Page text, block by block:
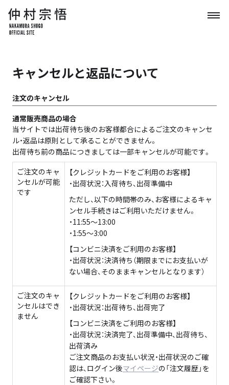
キャンセルと返品について
注文のキャンセル
通常販売商品の場合
当サイトでは出荷待ち後のお客様都合によるご注文のキャンセ
ル・返品は原則として承ることができません。
出荷待ち前の商品につきましては一部キャンセルが可能です。
ご注文のキャ
ンセルが可能
です
【クレジットカードをご利用のお客様】
・出荷状況：入荷待ち、出荷準備中
ただし、以下の時間帯のみ、お客様によるキャ
ンセル手続きはご利用いただけません。
・11:55〜13:00
・1:55〜3:00
【コンビニ決済をご利用のお客様】
・出荷状況：決済待ち（期限までにお支払いが
ない場合、そのままキャンセルとなります）
ご注文のキャ
ンセルはでき
ません
【クレジットカードをご利用のお客様】
・出荷状況：出荷待ち、出荷完了
【コンビニ決済をご利用のお客様】
・出荷状況：決済完了、出荷準備中、出荷待ち、
出荷済み
ご注文商品のお支払い状況・出荷状況のご確
認は、ログイン後マイページの「注文履歴」を
ご確認下さい。